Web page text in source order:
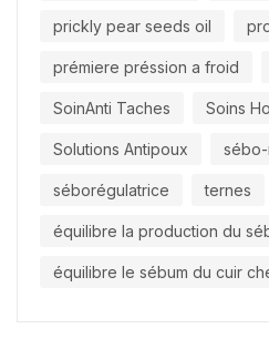
prickly pear seeds oil
prémiere préssion a froid
SoinAnti Taches Soins
Solutions Antipoux
séborégulatrice ternes
équilibre la production du
équilibre le sébum du cuir